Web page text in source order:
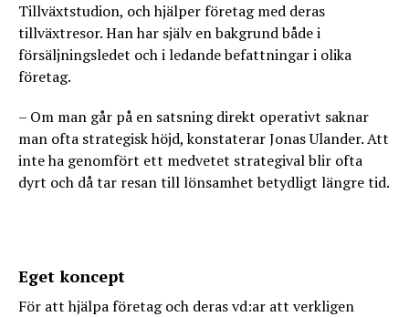
Tillväxtstudion, och hjälper företag med deras
tillväxtresor. Han har själv en bakgrund både i
försäljningsledet och i ledande befattningar i olika
företag.
– Om man går på en satsning direkt operativt saknar
man ofta strategisk höjd, konstaterar Jonas Ulander. Att
inte ha genomfört ett medvetet strategival blir ofta
dyrt och då tar resan till lönsamhet betydligt längre tid.
Eget koncept
För att hjälpa företag och deras vd:ar att verkligen